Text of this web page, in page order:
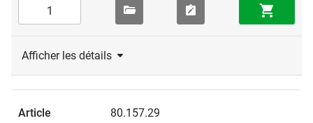
Afficher les détails
80.157.29